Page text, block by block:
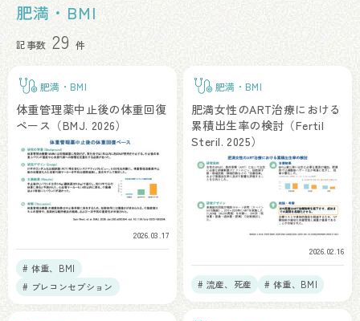
肥満・BMI
記事数 29 件
肥満・BMI
体重管理薬中止後の体重回復
ペース（BMJ. 2026）
2026.03.17
# 体重、BMI
# プレコンセプション
肥満・BMI
肥満女性のART治療における
累積出生率の検討（Fertil
Steril. 2025）
2026.02.16
# 流産、死産 # 体重、BMI